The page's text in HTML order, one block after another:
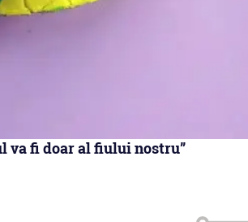
va fi doar al fiului nostru”